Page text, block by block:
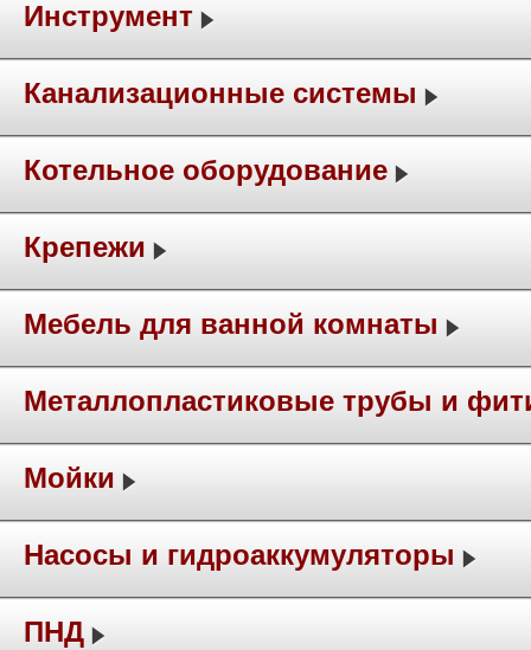
Инструмент
Канализационные системы
Котельное оборудование
Крепежи
Мебель для ванной комнаты
Металлопластиковые трубы и
Мойки
Насосы и гидроаккумуляторы
ПНД